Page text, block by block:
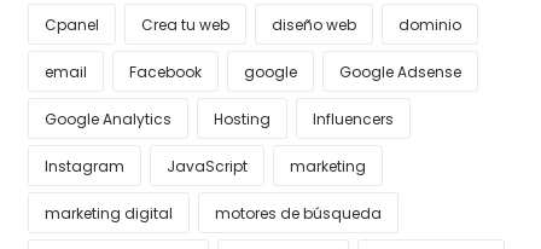
Cpanel Crea tu web diseño web dominio
email Facebook google Google Adsense
Google Analytics Hosting Influencers
Instagram JavaScript marketing
marketing digital motores de búsqueda